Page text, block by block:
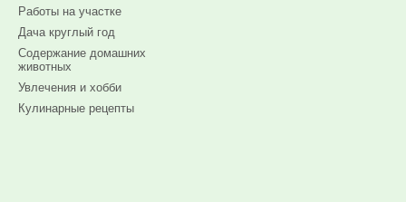
Работы на участке
Дача круглый год
Содержание домашних
животных
Увлечения и хобби
Кулинарные рецепты